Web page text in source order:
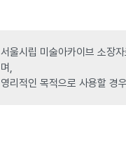
서울시립 미술아카이브 소장
며,
영리적인 목적으로 사용할 경